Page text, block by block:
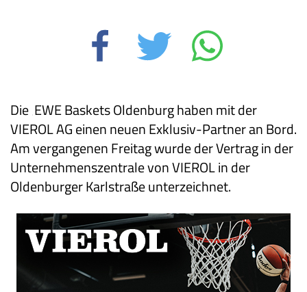
Die ‚EWE Baskets Oldenburg haben mit der
VIEROL AG einen neuen Exklusiv-Partner an Bord.
Am vergangenen Freitag wurde der Vertrag in der
Unternehmenszentrale von VIEROL in der
Oldenburger Karlstraße unterzeichnet.